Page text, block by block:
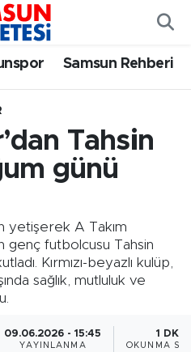
Samsun Rehberi
Tahsin
günü
yetişerek A Takım
genç futbolcusu Tahsin
Kırmızı-beyazlı kulüp,
sağlık, mutluluk ve
09.06.2026 - 15:45
YAYINLANMA
1 DK
OKUNMA
Haritası
ve Fikstür